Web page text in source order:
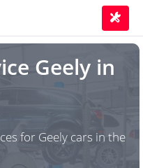
Geely in
for Geely cars in the